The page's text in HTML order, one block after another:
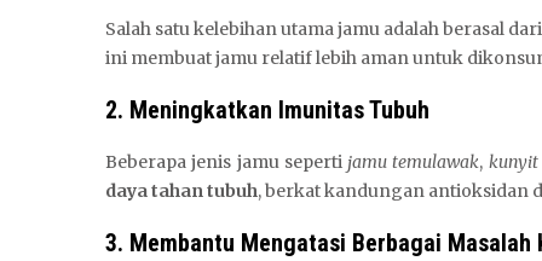
Salah satu kelebihan utama jamu adalah berasal
ini membuat jamu relatif lebih aman untuk
2. Meningkatkan Imunitas Tubuh
Beberapa jenis jamu seperti jamu temulawak, kunyit
daya tahan tubuh, berkat kandungan antioksidan
3. Membantu Mengatasi Berbagai Masalah